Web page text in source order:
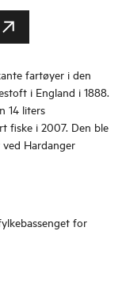
fartøyer i den
i England i 1888.
14 liters
fiske i 2007. Den ble
Hardanger
for